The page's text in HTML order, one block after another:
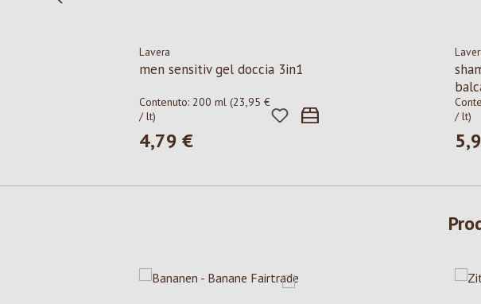
Lavera
men sensitiv gel doccia 3in1
Contenuto:200 ml(23,95 €
/ lt)
Prezzo normale:
4,79 €
/ lt)